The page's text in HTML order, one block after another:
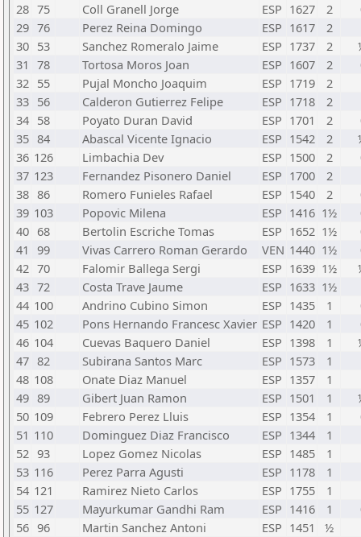
28 75 Coll Granell Jorge ESP 1627 2
29 76 Perez Reina Domingo ESP 1617 2
30 53 Sanchez Romeralo Jaime ESP 1737 2
31 78 Tortosa Moros Joan ESP 1607 2
32 55 Pujal Moncho Joaquim ESP 1719 2
33 56 Calderon Gutierrez Felipe ESP 1718
2
34 58 Poyato Duran David ESP 1701 2
35 84 Abascal Vicente Ignacio ESP 1542 2
36 126 Limbachia Dev ESP 1500 2
37 123 Fernandez Pisonero Daniel ESP 1700 2
38 86 Romero Funieles Rafael ESP 1540 2
39 103 Popovic Milena ESP 1416 1½
40 68 Bertolin Escriche Tomas ESP 1652 1½
41 99 Vivas Carrero Roman Gerardo VEN 1440 1½
42 70 Falomir Ballega Sergi ESP 1639 1½
43 72 Costa Trave Jaume ESP 1633 1½
44 100 Andrino Cubino Simon ESP 1435 1
45 102 Pons Hernando Francesc Xavier ESP 1420 1
46 104 Cuevas Baquero Daniel ESP 1398 1
47 82 Subirana Santos Marc ESP 1573 1
48 108 Onate Diaz Manuel ESP 1357 1
49 89 Gibert Juan Ramon ESP 1501 1
50 109 Febrero Perez Lluis ESP 1354 1
51 110 Dominguez Diaz Francisco ESP 1344 1
52 93 Lopez Gomez Nicolas ESP 1485 1
53 116 Perez Parra Agusti ESP 1178 1
54 121 Ramirez Nieto Carlos ESP 1755 1
55 127 Mayurkumar Gandhi Ram ESP 1416 1
56 96 Martin Sanchez Antoni ESP 1451 ½